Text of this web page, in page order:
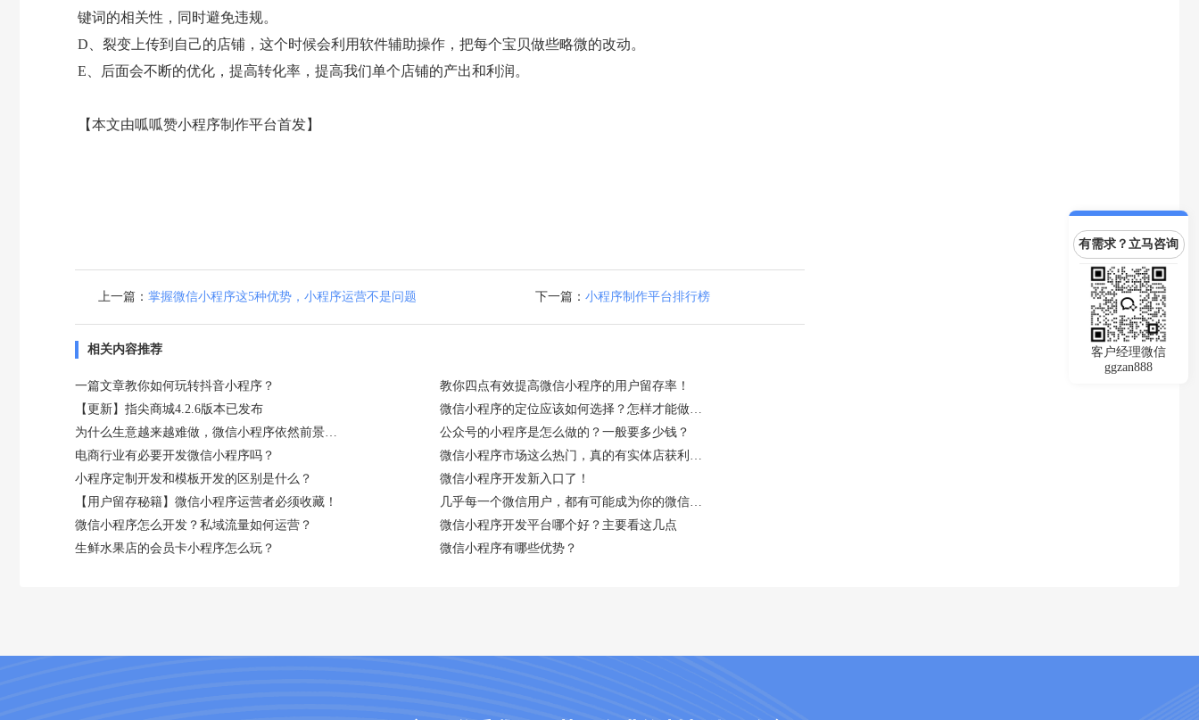
键词的相关性，同时避免违规。
D、裂变上传到自己的店铺，这个时候会利用软件辅助操作，把每个宝贝做些略微的改动。
E、后面会不断的优化，提高转化率，提高我们单个店铺的产出和利润。
【本文由呱呱赞小程序制作平台首发】
上一篇： 掌握微信小程序这5种优势，小程序运营不是问题 下一篇： 小程序制作平台排行榜
相关内容推荐
一篇文章教你如何玩转抖音小程序？
教你四点有效提高微信小程序的用户留存率！
【更新】指尖商城4.2.6版本已发布
微信小程序的定位应该如何选择？怎样才能做到吸粉？
为什么生意越来越难做，微信小程序依然前景光明？
公众号的小程序是怎么做的？一般要多少钱？
电商行业有必要开发微信小程序吗？
微信小程序市场这么热门，真的有实体店获利吗？
小程序定制开发和模板开发的区别是什么？
微信小程序开发新入口了！
【用户留存秘籍】微信小程序运营者必须收藏！
几乎每一个微信用户，都有可能成为你的微信小程序用户
微信小程序怎么开发？私域流量如何运营？
微信小程序开发平台哪个好？主要看这几点
生鲜水果店的会员卡小程序怎么玩？
微信小程序有哪些优势？
有需求？立马咨询
客户经理微信
ggzan888